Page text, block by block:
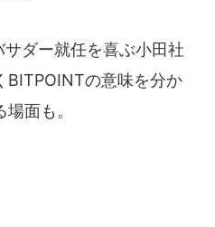
ダー就任を喜ぶ小田社
BITPOINTの意味を分か
面も。